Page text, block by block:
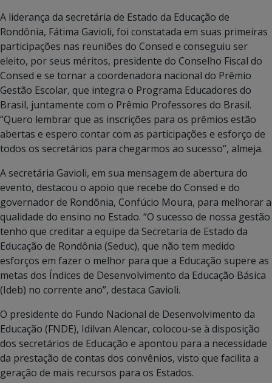
A liderança da secretária de Estado da Educação de
Rondônia, Fátima Gavioli, foi constatada em suas primeiras
participações nas reuniões do Consed e conseguiu ser
eleito, por seus méritos, presidente do Conselho Fiscal do
Consed e se tornar a coordenadora nacional do Prêmio
Gestão Escolar, que integra o Programa Educadores do
Brasil, juntamente com o Prêmio Professores do Brasil.
“Quero lembrar que as inscrições para os prêmios estão
abertas e espero contar com as participações e esforço de
todos os secretários para chegarmos ao sucesso”, almeja.
A secretária Gavioli, em sua mensagem de abertura do
evento, destacou o apoio que recebe do Consed e do
governador de Rondônia, Confúcio Moura, para melhorar a
qualidade do ensino no Estado. “O sucesso de nossa gestão
tenho que creditar a equipe da Secretaria de Estado da
Educação de Rondônia (Seduc), que não tem medido
esforços em fazer o melhor para que a Educação supere as
metas dos Índices de Desenvolvimento da Educação Básica
(Ideb) no corrente ano”, destaca Gavioli.
O presidente do Fundo Nacional de Desenvolvimento da
Educação (FNDE), Idilvan Alencar, colocou-se à disposição
dos secretários de Educação e apontou para a necessidade
da prestação de contas dos convênios, visto que facilita a
geração de mais recursos para os Estados.